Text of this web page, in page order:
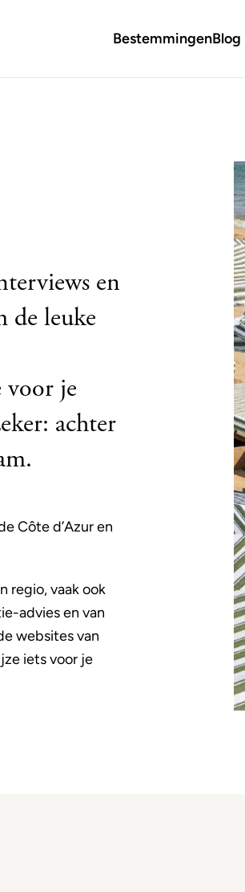
BestemmingenBlog
en
de leuke
voor je
achter
Côte d’Azur en
regio, vaak ook
advies en van
websites van
iets voor je